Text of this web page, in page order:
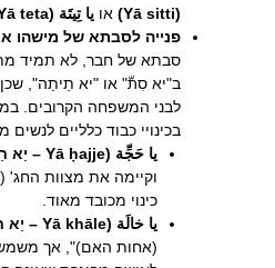
(Yā sitti)
או يا تِيتَة (Yā teta)
פנייה לסבתא של מישהו
סבתא של חבר, לא תמיד
ב"יא סִתّ" או "יא תֵיתַה", שכן
לבני המשפחה הקרובים.
בכינויי כבוד כלליים לנשים
يا حَجِّة (Yā ḥajje – יַא חַגֶّ'ה)
וקיימה את מצוות החג'
כינוי מכובד מאוד.
يا خالَة (Yā khāle – יַא חַ'אלֶה)
(אחות האם)", אך משמש